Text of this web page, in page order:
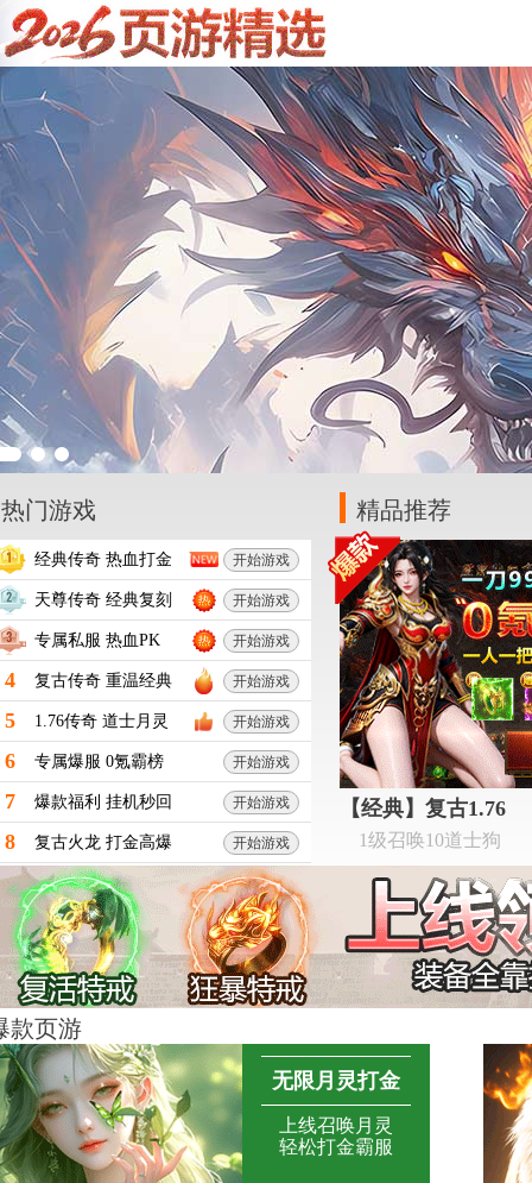
热门游戏
经典传奇 热血打金 开始游戏
天尊传奇 经典复刻 开始游戏
专属私服 热血PK 开始游戏
复古传奇 重温经典 开始游戏
1.76传奇 道士月灵 开始游戏
专属爆服 0氪霸榜 开始游戏
爆款福利 挂机秒回 开始游戏
复古火龙 打金高爆 开始游戏
精品推荐
【经典】复古1.76
1级召唤10道士狗
款页游
无限月灵打金
上线召唤月灵
轻松打金霸服